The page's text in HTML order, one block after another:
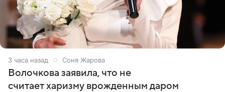
3 часа назад Соня Жарова
Волочкова заявила, что не
считает харизму врожденным даром